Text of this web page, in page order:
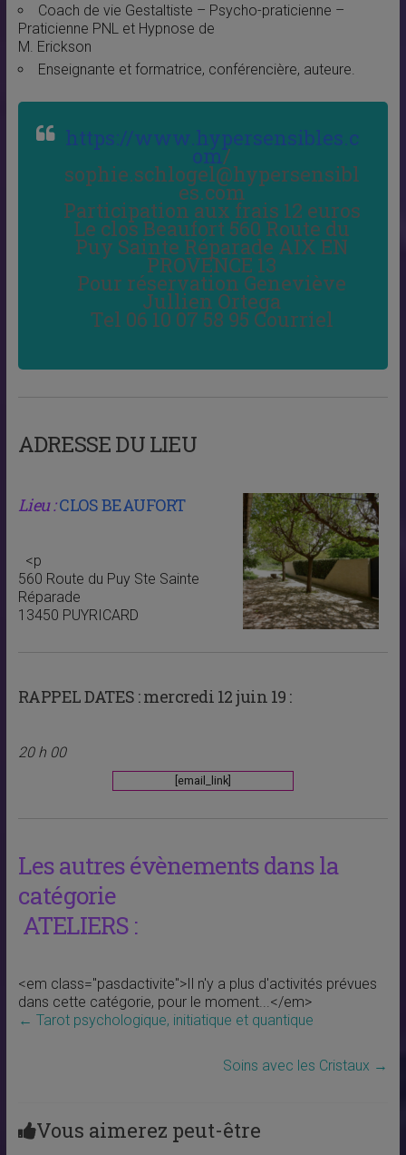
Coach de vie Gestaltiste – Psycho-praticienne –
Praticienne PNL et Hypnose de
M. Erickson
Enseignante et formatrice, conférencière, auteure.
https://www.hypersensibles.c
om/
sophie.schlogel@hypersensibl
es.com
Participation aux frais 12 euros
Le clos Beaufort 560 Route du
Puy Sainte Réparade AIX EN
PROVENCE 13
Pour réservation Geneviève
Jullien Ortega
Tel 06 10 07 58 95 Courriel
ADRESSE DU LIEU
Lieu :CLOS BEAUFORT
<p
560 Route du Puy Ste Sainte
Réparade
13450 PUYRICARD
RAPPEL DATES :mercredi 12 juin 19 :
20 h 00
[email_link]
Les autres évènements dans la
catégorie
ATELIERS :
<em class="pasdactivite">Il n'y a plus d'activités prévues
dans cette catégorie, pour le moment...</em>
← Tarot psychologique, initiatique et quantique
Soins avec les Cristaux →
Vous aimerez peut-être